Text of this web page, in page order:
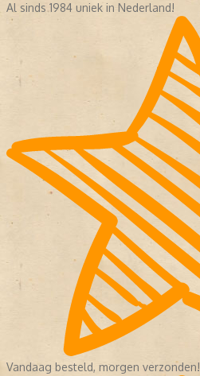
Al sinds 1984 uniek in Nederland!
Vandaag besteld, morgen verzonden!